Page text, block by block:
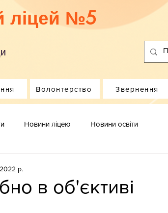
ліцей №5
Волонтерство Звернення
Новини ліцею Новини освіти
в об'єктиві
р.